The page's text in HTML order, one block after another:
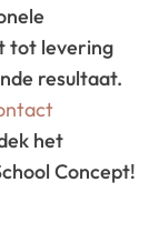
tot levering
resultaat.
het
Concept!